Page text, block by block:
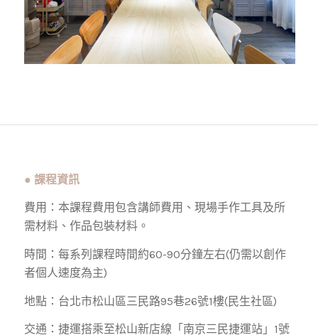
● 課程資訊
費用：本課程費用包含講師費用、現場手作工具及所
需材料、作品包裝材料。
時間：每系列課程時間約60-90分鐘左右(仍需以創作
者個人速度為主)
地點：台北市松山區三民路95巷26號1樓(民生社區)
交通：捷運搭乘至松山新店線「南京三民捷運站」1號